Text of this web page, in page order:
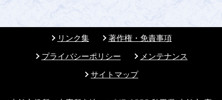
リンク集
著作権・免責事項
プライバシーポリシー
メンテナンス
サイトマップ